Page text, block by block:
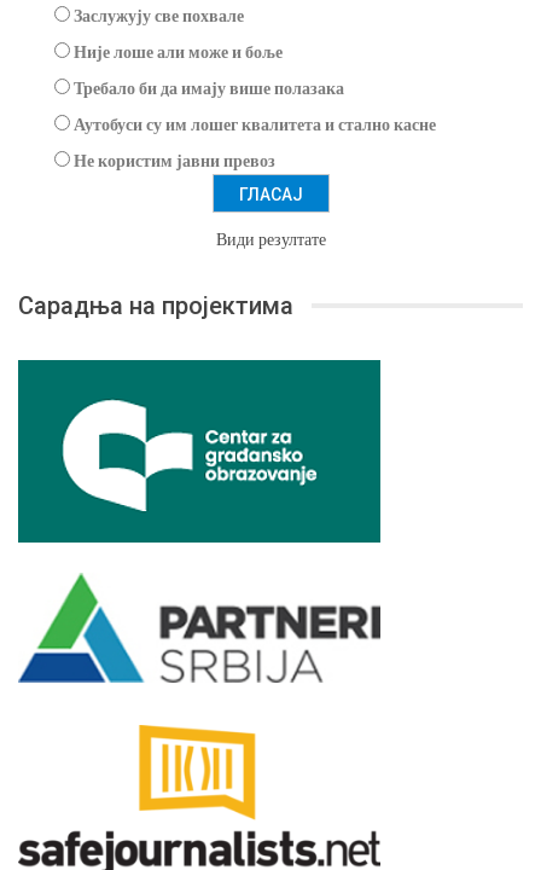
Заслужују све похвале
Није лоше али може и боље
Требало би да имају више полазака
Аутобуси су им лошег квалитета и стално касне
Не користим јавни превоз
Види резултате
Сарадња на пројектима